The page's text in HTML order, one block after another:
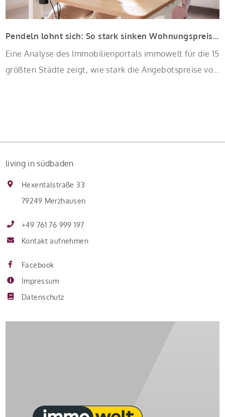
Pendeln lohnt sich: So stark sinken Wohnungspreise im Umland
Eine Analyse des Immobilienportals immowelt für die 15
größten Städte zeigt, wie stark die Angebotspreise von
living in südbaden
Hexentalstraße 33
79249 Merzhausen
+49 761 76 999 197
Kontakt aufnehmen
Facebook
Impressum
Datenschutz